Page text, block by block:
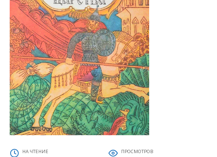
НА ЧТЕНИЕ ПРОСМОТРОВ